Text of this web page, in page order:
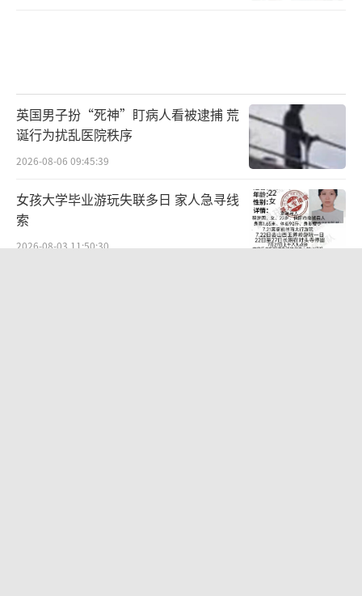
英国男子扮“死神”盯病人看被逮捕 荒
诞行为扰乱医院秩序
2026-08-06 09:45:39
女孩大学毕业游玩失联多日 家人急寻线
索
2026-08-03 11:50:30